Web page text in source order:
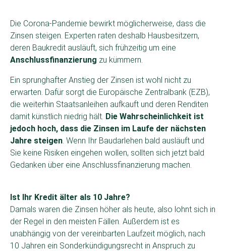
Die Corona-Pandemie bewirkt möglicherweise, dass die
Zinsen steigen. Experten raten deshalb Hausbesitzern,
deren Baukredit ausläuft, sich frühzeitig um eine
Anschlussfinanzierung zu kümmern.
Ein sprunghafter Anstieg der Zinsen ist wohl nicht zu
erwarten. Dafür sorgt die Europäische Zentralbank (EZB),
die weiterhin Staatsanleihen aufkauft und deren Renditen
damit künstlich niedrig hält. Die Wahrscheinlichkeit ist
jedoch hoch, dass die Zinsen im Laufe der nächsten
Jahre steigen. Wenn Ihr Baudarlehen bald ausläuft und
Sie keine Risiken eingehen wollen, sollten sich jetzt bald
Gedanken über eine Anschlussfinanzierung machen.
Ist Ihr Kredit älter als 10 Jahre?
Damals waren die Zinsen höher als heute, also lohnt sich in
der Regel in den meisten Fällen. Außerdem ist es
unabhängig von der vereinbarten Laufzeit möglich, nach
10 Jahren ein Sonderkündigungsrecht in Anspruch zu